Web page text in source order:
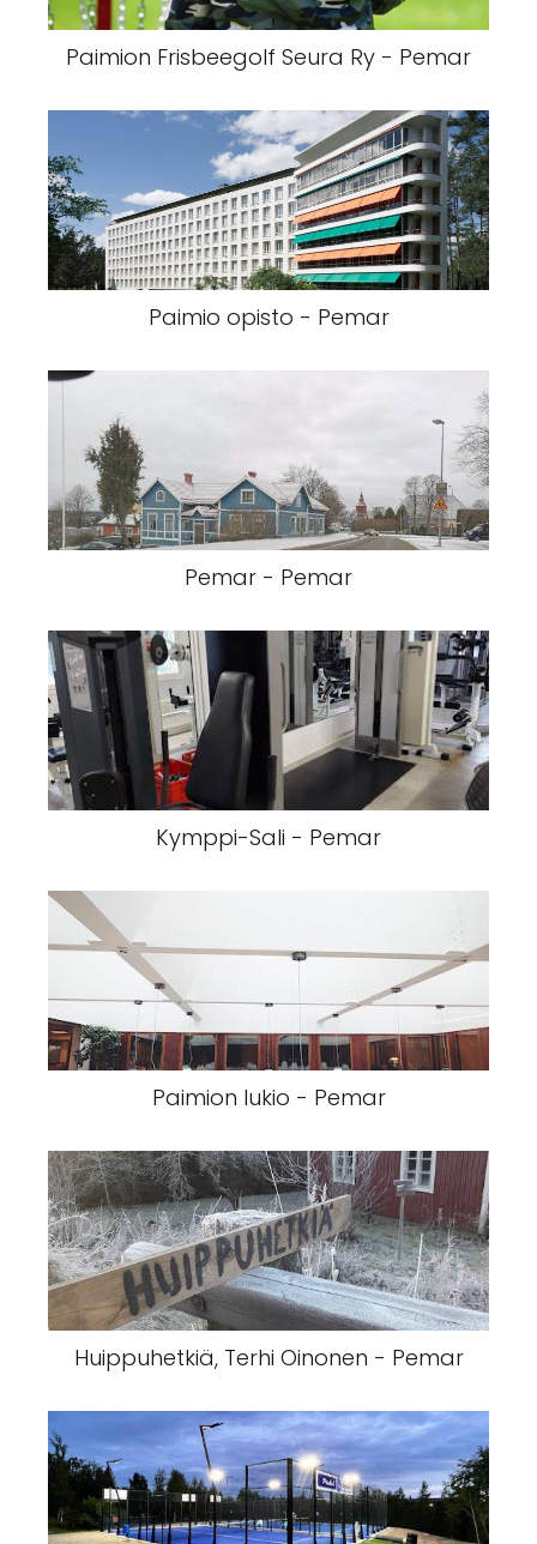
Paimion Frisbeegolf Seura Ry - Pemar
Paimio opisto - Pemar
Pemar - Pemar
Kymppi-Sali - Pemar
Paimion lukio - Pemar
Huippuhetkiä, Terhi Oinonen - Pemar